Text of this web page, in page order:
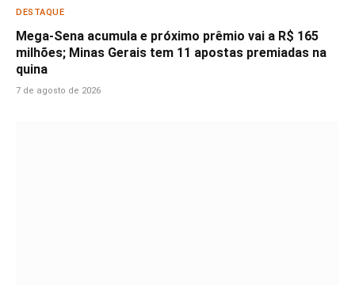
DESTAQUE
Mega-Sena acumula e próximo prêmio vai a R$ 165
milhões; Minas Gerais tem 11 apostas premiadas na
quina
7 de agosto de 2026